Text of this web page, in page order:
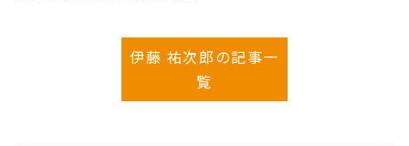
伊藤 祐次郎の記事一
覧